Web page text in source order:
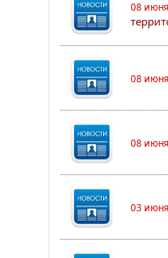
08
08
08
03